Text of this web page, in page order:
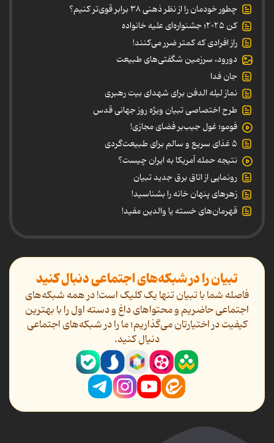
چطور خودمان را از نظر ذهنی ۳۸ برابر قوی‌تر کنیم؟
کن ۲۰۲۵؛ جشنواره‌ای علیه خانواده
راز افرادی که کمتر ضرر می‌کنند!
دورود، سرزمین شگفتی‌های طبیعت
جان فدا
نماز لیله الدفن برای شهدای بیت رهبری
طرح اختصاصی تبیان ویژه روز جهانی قدس
فومو؛ غول جیب‌بر فضای مجازی!
۵ غذای سریع و سالم برای طبیعت‌گردی
نتیجه حمله آمریکا به ایران چیست؟
رونمایی از اتاق برق جدید تبیان
زهرهای پنهان خانه را بشناسید!
قهرمان‌های خسته یا والدین مفید!
تبیان را در شبکه‌های اجتماعی دنبال کنید
فاصله شما با تبیان تنها یک کلیک است! در همه شبکه‌های
اجتماعی حاضریم و محتواهای داغ و دسته اول را با بهترین
کیفیت در اختیارتان می‌گذاریم؛ ما را در شبکه‌های اجتماعی
دنیال کنید.